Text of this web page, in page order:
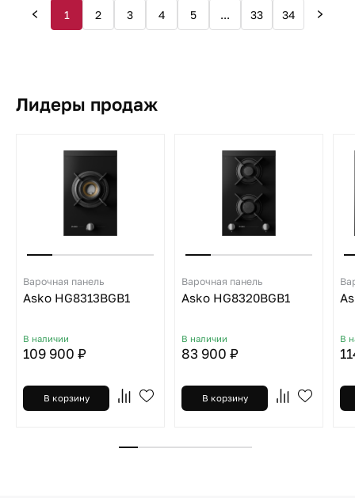
1 2 3 4 5 ... 33 34
Лидеры продаж
Варочная панель
Asko HG8313BGB1
В наличии
109 900 ₽
В корзину
Варочная панель
Asko HG8320BGB1
В наличии
83 900 ₽
В корзину
В